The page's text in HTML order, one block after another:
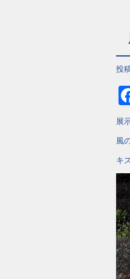
投
展
風
キ